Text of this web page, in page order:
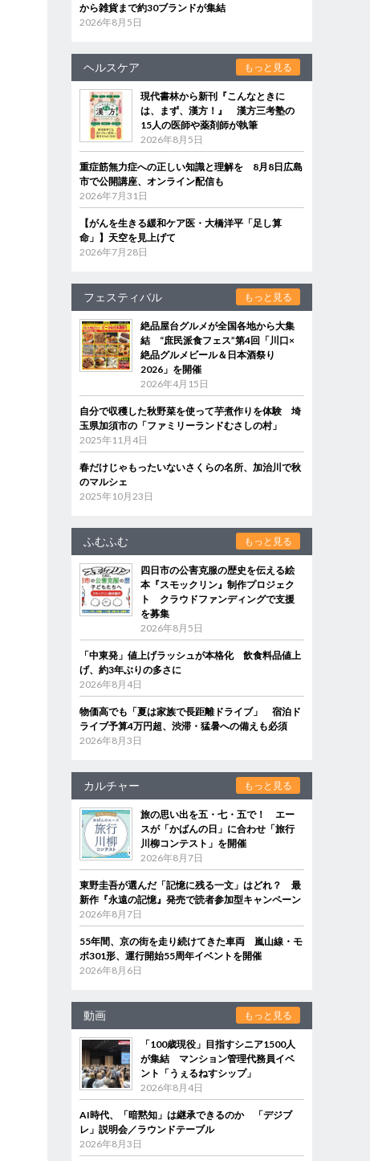
から雑貨まで約30ブランドが集結
2026年8月5日
ヘルスケア もっと見る
現代書林から新刊『こんなときに
は、まず、漢方！』 漢方三考塾の
15人の医師や薬剤師が執筆
2026年8月5日
重症筋無力症への正しい知識と理解を 8月8日広島
市で公開講座、オンライン配信も
2026年7月31日
【がんを生きる緩和ケア医・大橋洋平「足し算
命」】天空を見上げて
2026年7月28日
フェスティバル もっと見る
絶品屋台グルメが全国各地から大集
結 “庶民派食フェス”第4回「川口×
絶品グルメビール＆日本酒祭り
2026」を開催
2026年4月15日
自分で収穫した秋野菜を使って芋煮作りを体験 埼
玉県加須市の「ファミリーランドむさしの村」
2025年11月4日
春だけじゃもったいないさくらの名所、加治川で秋
のマルシェ
2025年10月23日
ふむふむ もっと見る
四日市の公害克服の歴史を伝える絵
本『スモックリン』制作プロジェク
ト クラウドファンディングで支援
を募集
2026年8月5日
「中東発」値上げラッシュが本格化 飲食料品値上
げ、約3年ぶりの多さに
2026年8月4日
物価高でも「夏は家族で長距離ドライブ」 宿泊ド
ライブ予算4万円超、渋滞・猛暑への備えも必須
2026年8月3日
カルチャー もっと見る
旅の思い出を五・七・五で！ エー
スが「かばんの日」に合わせ「旅行
川柳コンテスト」を開催
2026年8月7日
東野圭吾が選んだ「記憶に残る一文」はどれ？ 最
新作『永遠の記憶』発売で読者参加型キャンペーン
2026年8月7日
55年間、京の街を走り続けてきた車両 嵐山線・モ
ボ301形、運行開始55周年イベントを開催
2026年8月6日
動画 もっと見る
「100歳現役」目指すシニア1500人
が集結 マンション管理代務員イベ
ント「うぇるねすシップ」
2026年8月4日
AI時代、「暗黙知」は継承できるのか 「デジブ
レ」説明会／ラウンドテーブル
2026年8月3日